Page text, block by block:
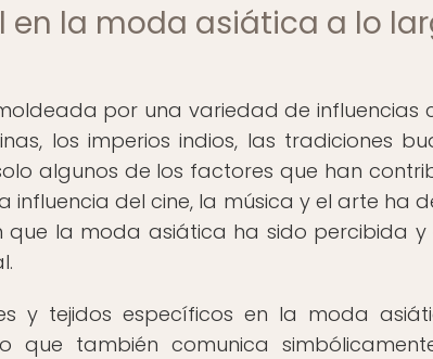
la moda asiática a lo
por una variedad de influencias
los imperios indios, las tradiciones
algunos de los factores que han
influencia del cine, la música y el arte ha
que la moda asiática ha sido percibida
y tejidos específicos en la moda
que también comunica